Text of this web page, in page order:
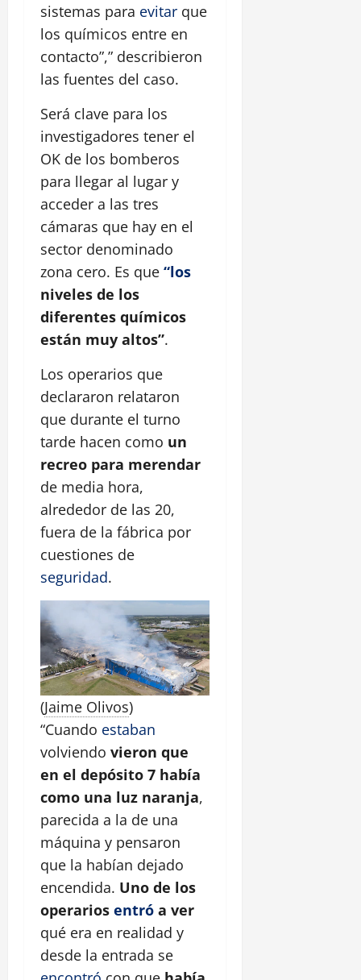
sistemas para evitar que
los químicos entre en
contacto”,” describieron
las fuentes del caso.
Será clave para los
investigadores tener el
OK de los bomberos
para llegar al lugar y
acceder a las tres
cámaras que hay en el
sector denominado
zona cero. Es que “los
niveles de los
diferentes químicos
están muy altos”.
Los operarios que
declararon relataron
que durante el turno
tarde hacen como un
recreo para merendar
de media hora,
alrededor de las 20,
fuera de la fábrica por
cuestiones de
seguridad.
(Jaime Olivos)
“Cuando estaban
volviendo vieron que
en el depósito 7 había
como una luz naranja,
parecida a la de una
máquina y pensaron
que la habían dejado
encendida. Uno de los
operarios entró a ver
qué era en realidad y
desde la entrada se